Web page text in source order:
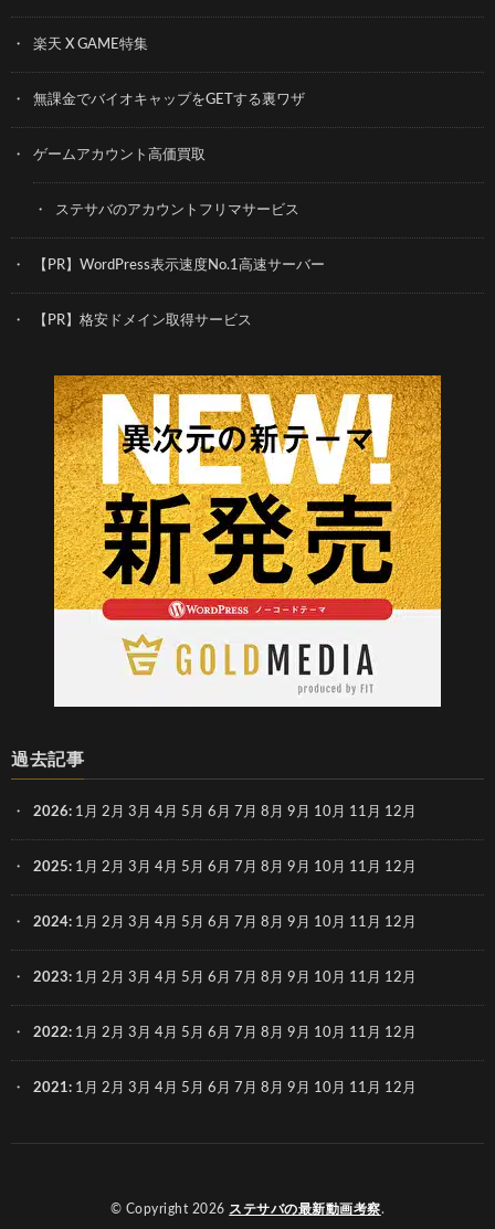
楽天 X GAME特集
無課金でバイオキャップをGETする裏ワザ
ゲームアカウント高価買取
ステサバのアカウントフリマサービス
【PR】WordPress表示速度No.1高速サーバー
【PR】格安ドメイン取得サービス
過去記事
2026: 1月 2月 3月 4月 5月 6月 7月 8月 9月 10月 11月 12月
2025: 1月 2月 3月 4月 5月 6月 7月 8月 9月 10月 11月 12月
2024: 1月 2月 3月 4月 5月 6月 7月 8月 9月 10月 11月 12月
2023: 1月 2月 3月 4月 5月 6月 7月 8月 9月 10月 11月 12月
2022: 1月 2月 3月 4月 5月 6月 7月 8月 9月 10月 11月 12月
2021: 1月 2月 3月 4月 5月 6月 7月 8月 9月 10月 11月 12月
© Copyright 2026 ステサバの最新動画考察.